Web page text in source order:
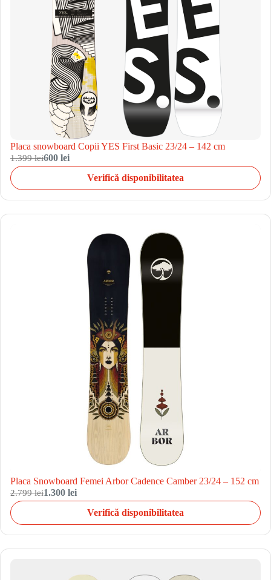
Placa snowboard Copii YES First Basic 23/24 – 142 cm
1.399 lei600 lei
Verifică disponibilitatea
Placa Snowboard Femei Arbor Cadence Camber 23/24 – 152 cm
2.799 lei1.300 lei
Verifică disponibilitatea